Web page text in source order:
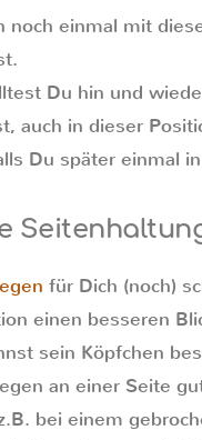
noch einmal mit
Du hin und
auch in dieser
Du später einmal
für Dich (noch)
einen besseren
sein Köpfchen
an einer Seite
bei einem